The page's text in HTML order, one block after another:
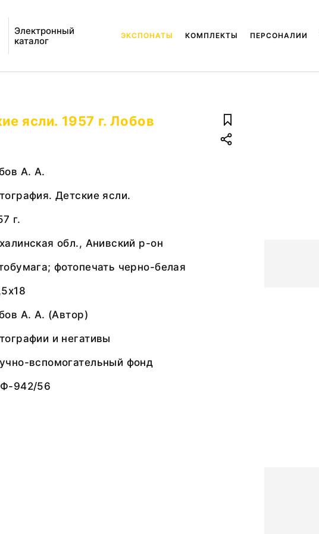
Электронный
каталог
ЭКСПОНАТЫ КОМПЛЕКТЫ ПЕРСОНАЛИИ
ясли. 1957 г. Лобов
А. А.
Детские ясли.
г.
обл., Анивский р-он
фотопечать черно-белая
А. А. (Автор)
и негативы
вспомогательный фонд
942/56